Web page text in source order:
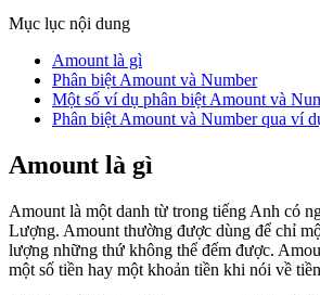
Mục lục nội dung
Amount là gì
Phân biệt Amount và Number
Một số ví dụ phân biệt Amount và
Phân biệt Amount và Number qua ví
Amount là gì
Amount là một danh từ trong tiếng Anh có
Lượng. Amount thường được dùng để chỉ
lượng những thứ không thể đếm được.
một số tiền hay một khoản tiền khi nói về